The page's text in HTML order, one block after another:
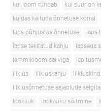
kui loom ründab
kui suur on
kuidas käituda õnnetuse korral
laps põhjustas õnnetuse
laps
lapse tekitatud kahju
lapsega
lemmikloom sai viga
liiklus
liikluskahju
liiklusõnnetuse asjaolude
löökauk
löökauku sõitmine